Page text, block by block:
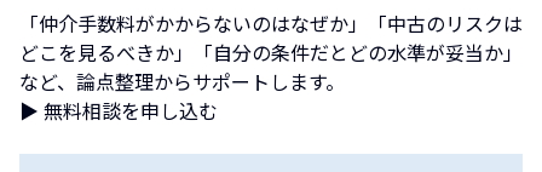
「仲介手数料がかからないのはなぜか」「中古のリスクは
どこを見るべきか」「自分の条件だとどの水準が妥当か」
など、論点整理からサポートします。
▶ 無料相談を申し込む